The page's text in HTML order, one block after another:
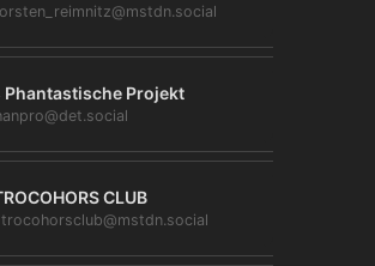
Phantastische Projekt
CLUB